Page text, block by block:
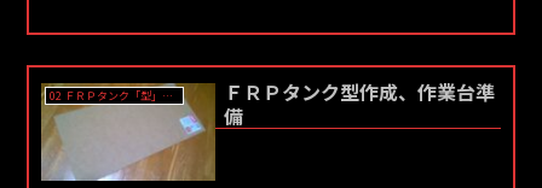
02 ＦＲＰタンク「型」作成
ＦＲＰタンク型作成、作業台準
備